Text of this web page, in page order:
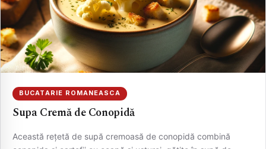
BUCATARIE ROMANEASCA
Supa Cremă de Conopidă
Această rețetă de supă cremoasă de conopidă combină